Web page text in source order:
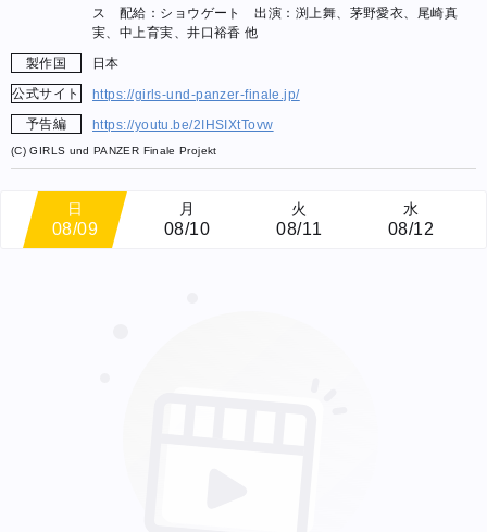
ス 配給：ショウゲート 出演：渕上舞、茅野愛衣、尾崎真
実、中上育実、井口裕香 他
製作国
日本
公式サイト
https://girls-und-panzer-finale.jp/
予告編
https://youtu.be/2IHSIXtTovw
(C) GIRLS und PANZER Finale Projekt
日
08/09
月
08/10
火
08/11
水
08/12